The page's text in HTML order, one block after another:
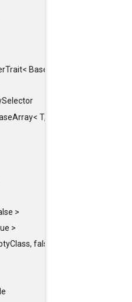
BaseArray< TO >,
T, MINCHUNKSIZE,
>
>
false >